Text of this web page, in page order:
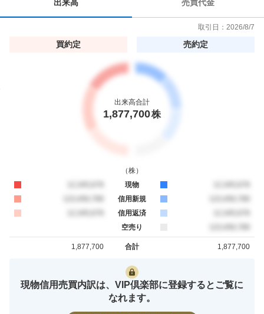
.
出来高 売買代金
取引日： 2026/8/7
買約定 売約定
出来高合計
1,877,700株
（株）
現物
信用新規
信用返済
空売り
合計
1,877,700 1,877,700
現物信用売買内訳は、VIP倶楽部に登録するとご覧に
なれます。